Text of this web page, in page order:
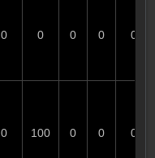
0 0 0 0 0
0 100 0 0 0